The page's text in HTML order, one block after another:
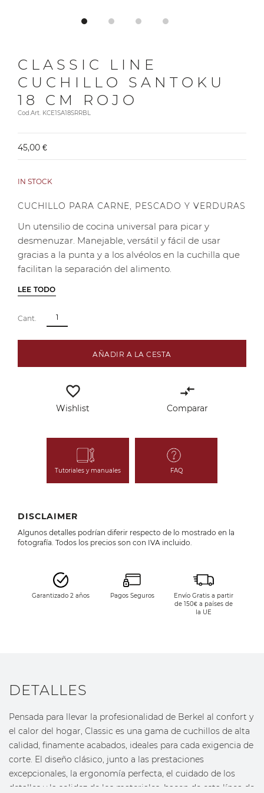
CLASSIC LINE
CUCHILLO SANTOKU
18 CM ROJO
Cod.Art. KCE1SA18SRRBL
45,00 €
IN STOCK
CUCHILLO PARA CARNE, PESCADO Y VERDURAS
Un utensilio de cocina universal para picar y
desmenuzar. Manejable, versátil y fácil de usar
gracias a la punta y a los alvéolos en la cuchilla que
facilitan la separación del alimento.
LEE TODO
Cant.
AÑADIR A LA CESTA
favorite_border
Wishlist
compare_arrows
Comparar
Tutoriales y manuales FAQ
DISCLAIMER
Algunos detalles podrían diferir respecto de lo mostrado en la
fotografía. Todos los precios son con IVA incluido.
Garantizado 2 años Pagos Seguros
Envío Gratis a partir
de 150€ a países de
la UE
DETALLES
Pensada para llevar la profesionalidad de Berkel al confort y
el calor del hogar, Classic es una gama de cuchillos de alta
calidad, finamente acabados, ideales para cada exigencia de
corte. El diseño clásico, junto a las prestaciones
excepcionales, la ergonomía perfecta, el cuidado de los
detalles y la solidez de los materiales, hacen de esta línea de